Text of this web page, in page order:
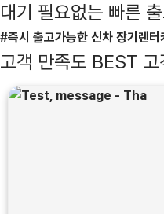
대기 필요없는 빠른
#즉시 출고가능한 신차 장기렌
고객 만족도 BEST 고